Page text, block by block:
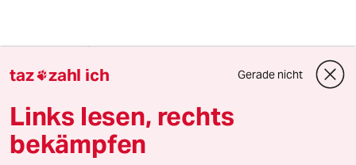
UH Ulrich Haussmann
14.01.2023
Linke 4,9 und Sahra/rotbraun 4,9 % erreichen.
taz zahl ich Gerade nicht
Links lesen, rechts
bekämpfen